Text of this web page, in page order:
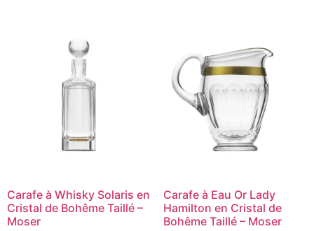
Carafe à Whisky Solaris en
Cristal de Bohême Taillé –
Moser
Carafe à Eau Or Lady
Hamilton en Cristal de
Bohême Taillé – Moser